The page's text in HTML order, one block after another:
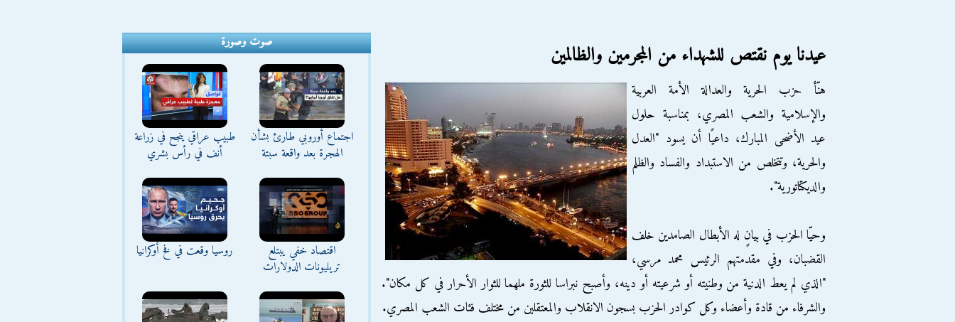
عيدنا يوم نقتص للشهداء من المجرمين والظالمين
هنّأ حزب الحرية والعدالة الأمة العربية
والإسلامية والشعب المصري، بمناسبة حلول
عيد الأضحى المبارك، داعيًا أن يسود "العدل
والحرية، وتتخلص من الاستبداد والفساد والظلم
والديكتاتورية".
وحيّا الحزب في بيانٍ له الأبطال الصامدين خلف
القضبان، وفي مقدمتهم الرئيس محمد مرسي،
"الذي لم يعط الدنية من وطنيته أو شرعيته أو دينه، وأصبح نبراسا للثورة ملهما للثوار الأحرار في كل مكان".
والشرفاء من قادة وأعضاء وكل كوادر الحزب بسجون الانقلاب والمعتقلين من مختلف فئات الشعب المصري.
صوت وصورة
اجتماع أوروبي طارئ بشأن
الهجرة بعد واقعة سبتة
طبيب عراقي ينجح في زراعة
أنف في رأس بشري
اقتصاد خفي يبتلع
تريليونات الدولارات
روسيا وقعت في فخ أوكرانيا